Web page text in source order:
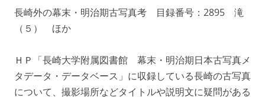
長崎外の幕末・明治期古写真考 目録番号：2895 滝
（５） ほか
ＨＰ「長崎大学附属図書館 幕末・明治期日本古写真メ
タデータ・データベース」に収録している長崎の古写真
について、撮影場所などタイトルや説明文に疑問がある